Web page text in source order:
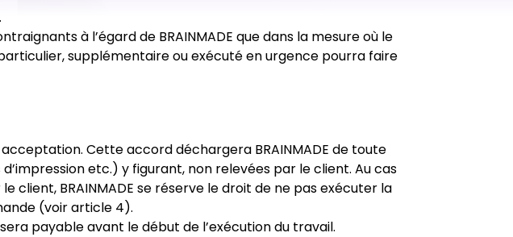
à l’égard de BRAINMADE que dans la mesure où le
supplémentaire ou exécuté en urgence pourra faire
Cette accord déchargera BRAINMADE de toute
etc.) y figurant, non relevées par le client. Au cas
client, BRAINMADE se réserve le droit de ne pas exécuter la
(voir article 4).
payable avant le début de l’exécution du travail.